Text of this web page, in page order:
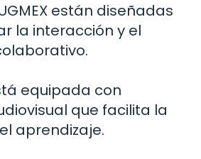
están diseñadas
la interacción y el
equipada con
que facilita la
aprendizaje.